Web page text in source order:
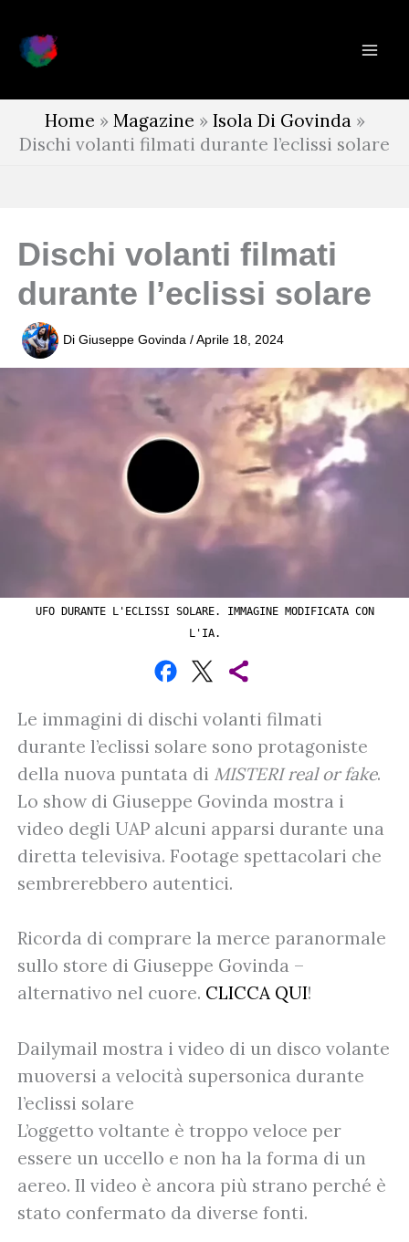
contenuto
Home » Magazine » Isola Di Govinda»
Dischi volanti filmati durante l’eclissi solare
Dischi volanti filmati
durante l’eclissi solare
Di Giuseppe Govinda /Aprile 18, 2024
UFO DURANTE L'ECLISSI SOLARE. IMMAGINE MODIFICATA CON
L'IA.
Le immagini di dischi volanti filmati
durante l’eclissi solare sono protagoniste
della nuova puntata di MISTERI real or fake.
Lo show di Giuseppe Govinda mostra i
video degli UAP alcuni apparsi durante una
diretta televisiva. Footage spettacolari che
sembrerebbero autentici.
Ricorda di comprare la merce paranormale
sullo store di Giuseppe Govinda –
alternativo nel cuore. CLICCA QUI!
Dailymail mostra i video di un disco volante
muoversi a velocità supersonica durante
l’eclissi solare
L’oggetto voltante è troppo veloce per
essere un uccello e non ha la forma di un
aereo. Il video è ancora più strano perché è
stato confermato da diverse fonti.